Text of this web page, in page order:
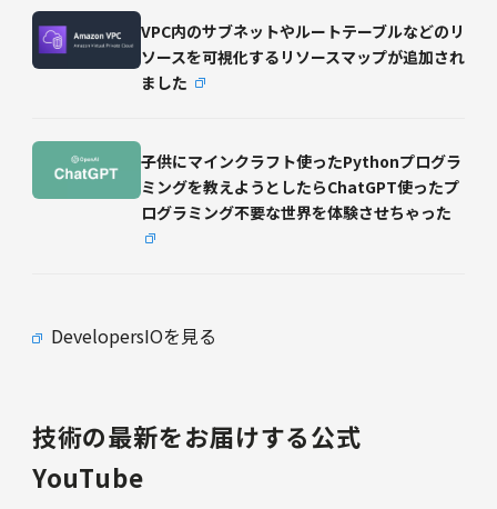
VPC内のサブネットやルートテーブルなどのリ
ソースを可視化するリソースマップが追加され
ました
子供にマインクラフト使ったPythonプログラ
ミングを教えようとしたらChatGPT使ったプ
ログラミング不要な世界を体験させちゃった
DevelopersIOを見る
技術の最新をお届けする公式
YouTube